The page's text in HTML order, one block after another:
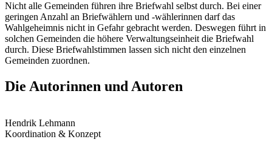
Nicht alle Gemeinden führen ihre Briefwahl selbst durch. Bei einer
geringen Anzahl an Briefwählern und -wählerinnen darf das
Wahlgeheimnis nicht in Gefahr gebracht werden. Deswegen führt in
solchen Gemeinden die höhere Verwaltungseinheit die Briefwahl
durch. Diese Briefwahlstimmen lassen sich nicht den einzelnen
Gemeinden zuordnen.
Die Autorinnen und Autoren
Hendrik Lehmann
Koordination & Konzept